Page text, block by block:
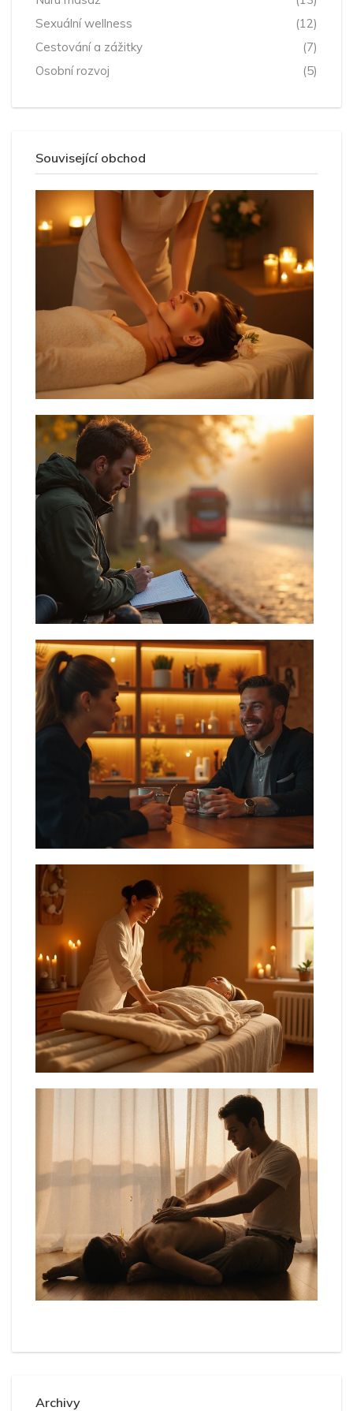
Sexuální wellness
(12)
Cestování a zážitky
(7)
Osobní rozvoj
(5)
Související obchod
Archivy